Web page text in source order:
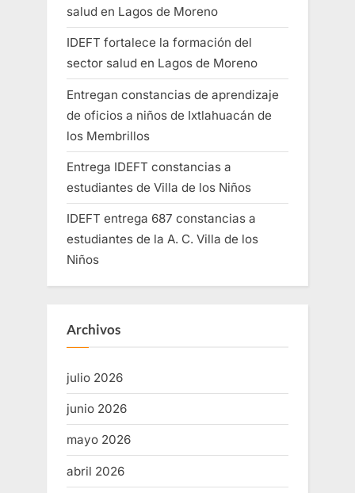
salud en Lagos de Moreno
IDEFT fortalece la formación del
sector salud en Lagos de Moreno
Entregan constancias de aprendizaje
de oficios a niños de Ixtlahuacán de
los Membrillos
Entrega IDEFT constancias a
estudiantes de Villa de los Niños
IDEFT entrega 687 constancias a
estudiantes de la A. C. Villa de los
Niños
Archivos
julio 2026
junio 2026
mayo 2026
abril 2026